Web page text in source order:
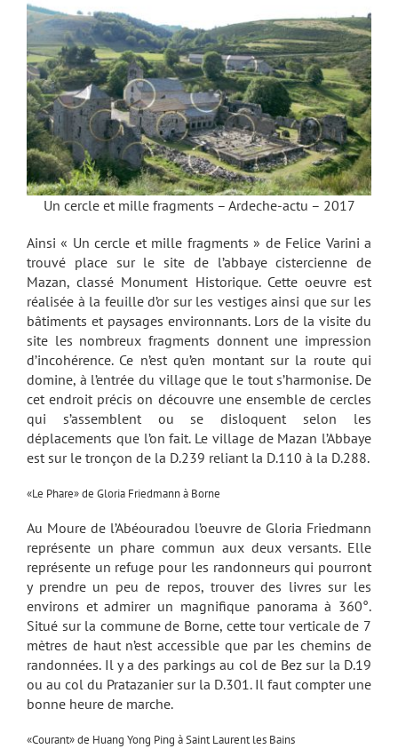
Un cercle et mille fragments – Ardeche-actu – 2017
Ainsi « Un cercle et mille fragments » de Felice Varini a
trouvé place sur le site de l’abbaye cistercienne de
Mazan, classé Monument Historique. Cette oeuvre est
réalisée à la feuille d’or sur les vestiges ainsi que sur les
bâtiments et paysages environnants. Lors de la visite du
site les nombreux fragments donnent une impression
d’incohérence. Ce n’est qu’en montant sur la route qui
domine, à l’entrée du village que le tout s’harmonise. De
cet endroit précis on découvre une ensemble de cercles
qui s’assemblent ou se disloquent selon les
déplacements que l’on fait. Le village de Mazan l’Abbaye
est sur le tronçon de la D.239 reliant la D.110 à la D.288.
«Le Phare» de Gloria Friedmann à Borne
Au Moure de l’Abéouradou l’oeuvre de Gloria Friedmann
représente un phare commun aux deux versants. Elle
représente un refuge pour les randonneurs qui pourront
y prendre un peu de repos, trouver des livres sur les
environs et admirer un magnifique panorama à 360°.
Situé sur la commune de Borne, cette tour verticale de 7
mètres de haut n’est accessible que par les chemins de
randonnées. Il y a des parkings au col de Bez sur la D.19
ou au col du Pratazanier sur la D.301. Il faut compter une
bonne heure de marche.
«Courant» de Huang Yong Ping à Saint Laurent les Bains